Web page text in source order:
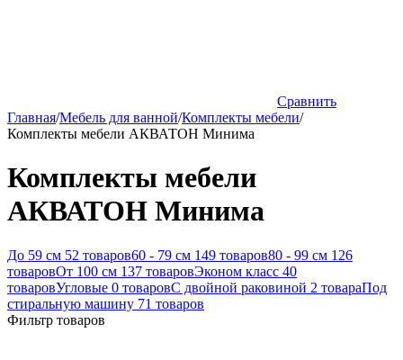
Сравнить
Главная/Мебель для ванной/Комплекты мебели/
Комплекты мебели АКВАТОН Минима
Комплекты мебели
АКВАТОН Минима
До 59 см 52 товаров60 - 79 см 149 товаров80 - 99 см 126
товаровОт 100 см 137 товаровЭконом класс 40
товаровУгловые 0 товаровС двойной раковиной 2 товараПод
стиральную машину 71 товаров
Фильтр товаров